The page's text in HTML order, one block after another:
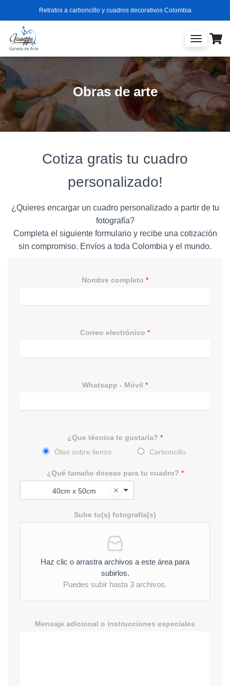
Retratos a carboncillo y cuadros decorativos Colombia
T
O
G
L
E
N
A
Obras de arte
Cotiza gratis tu cuadro
personalizado!
¿Quieres encargar un cuadro personalizado a partir de tu
fotografía?
Completa el siguiente formulario y recibe una cotización
sin compromiso. Envíos a toda Colombia y el mundo.
Nombre completo *
Correo electrónico *
Whatsapp - Móvil *
¿Que técnica te gustaría? *
Óleo sobre lienzo
Carboncillo
¿Qué tamaño deseas para tu cuadro? *
40cm x 50cm
Sube tu(s) fotografía(s)
Haz clic o arrastra archivos a este área para
subirlos.
Puedes subir hasta 3 archivos.
Mensaje adicional o instrucciones especiales